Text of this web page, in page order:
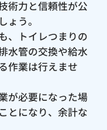
術力と信頼性が公
う。
、トイレつまりの
水管の交換や給水
作業は行えませ
が必要になった場
とになり、余計な